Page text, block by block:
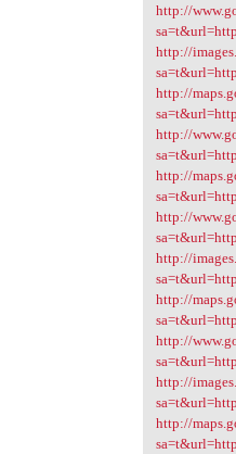
http://
http://
http://
http://
http://
http://
http://
http://
http://
http://
http://